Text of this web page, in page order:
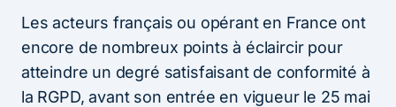
Les acteurs français ou opérant en France ont
encore de nombreux points à éclaircir pour
atteindre un degré satisfaisant de conformité à
la RGPD, avant son entrée en vigueur le 25 mai